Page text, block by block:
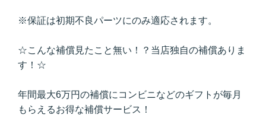
※保証は初期不良パーツにのみ適応されます。
☆こんな補償見たこと無い！？当店独自の補償ありま
す！☆
年間最大6万円の補償にコンビニなどのギフトが毎月
もらえるお得な補償サービス！